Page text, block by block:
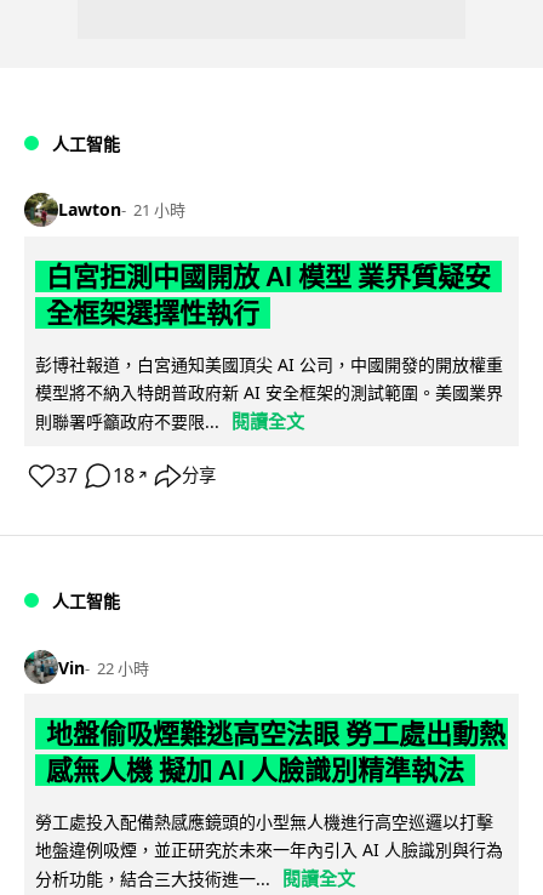
人工智能
Lawton 21 小時
白宮拒測中國開放 AI 模型 業界質疑安
全框架選擇性執行
彭博社報道，白宮通知美國頂尖 AI 公司，中國開發的開放權重
模型將不納入特朗普政府新 AI 安全框架的測試範圍。美國業界
則聯署呼籲政府不要限...
閱讀全文
37 18 ↗ 分享
人工智能
Vin 22 小時
地盤偷吸煙難逃高空法眼 勞工處出動熱
感無人機 擬加 AI 人臉識別精準執法
勞工處投入配備熱感應鏡頭的小型無人機進行高空巡邏以打擊
地盤違例吸煙，並正研究於未來一年內引入 AI 人臉識別與行為
分析功能，結合三大技術進一...
閱讀全文